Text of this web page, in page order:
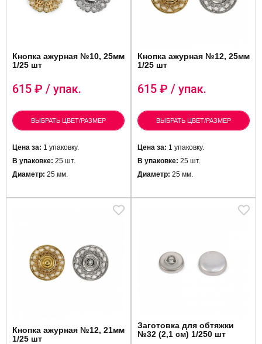
Кнопка ажурная №10, 25мм
1/25 шт
615 ₽ / упак.
ВЫБРАТЬ ЦВЕТ/РАЗМЕР
Цена за: 1 упаковку.
В упаковке: 25 шт.
Диаметр: 25 мм.
Кнопка ажурная №12, 25мм
1/25 шт
615 ₽ / упак.
ВЫБРАТЬ ЦВЕТ/РАЗМЕР
Цена за: 1 упаковку.
В упаковке: 25 шт.
Диаметр: 25 мм.
Кнопка ажурная №12, 21мм
1/25 шт
Заготовка для обтяжки
№32 (2,1 см) 1/250 шт